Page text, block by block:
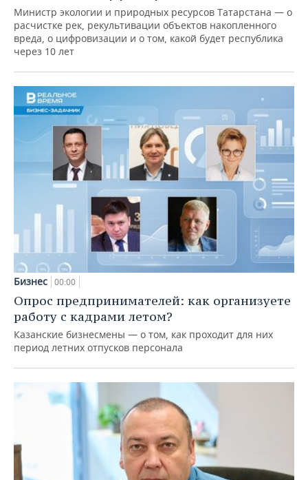
Министр экологии и природных ресурсов Татарстана — о
расчистке рек, рекультивации объектов накопленного
вреда, о цифровизации и о том, какой будет республика
через 10 лет
Бизнес 00:00
Опрос предпринимателей: как организуете
работу с кадрами летом?
Казанские бизнесмены — о том, как проходит для них
период летних отпусков персонала